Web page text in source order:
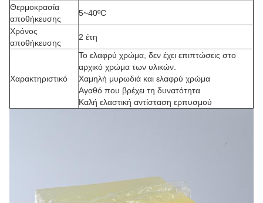
Θερμοκρασία
αποθήκευσης
5~40ºC
Χρόνος
αποθήκευσης
2 έτη
Χαρακτηριστικό
Το ελαφρύ χρώμα, δεν έχει επιπτώσεις στο
αρχικό χρώμα των υλικών.
Χαμηλή μυρωδιά και ελαφρύ χρώμα
Αγαθό που βρέχει τη δυνατότητα
Καλή ελαστική αντίσταση ερπυσμού